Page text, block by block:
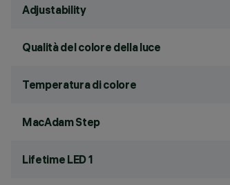
Adjustability
Qualità del colore della luce
Temperatura di colore
MacAdam Step
Lifetime LED 1